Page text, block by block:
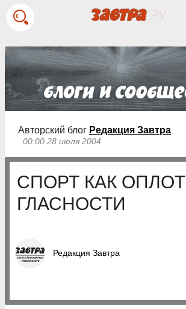
Авторский блог Редакция Завтра
00:00 28 июля 2004
СПОРТ КАК ОПЛОТ
ГЛАСНОСТИ
Редакция Завтра